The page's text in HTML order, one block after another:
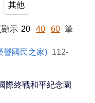
其他
示 20 40 60 筆
譽國民之家) 112-
際終戰和平紀念園